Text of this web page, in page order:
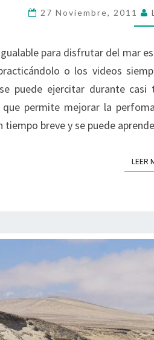
27 Noviembre, 2011
para disfrutar del mar
o los videos
puede ejercitar durante
permite mejorar la
tiempo breve y se puede
LEER